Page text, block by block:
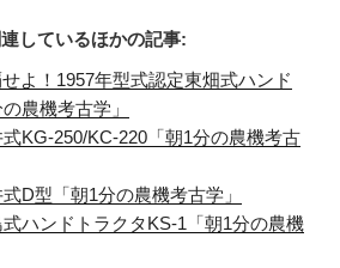
しているほかの記事:
よ！1957年型式認定東畑式ハンド
農機考古学」
KG-250/KC-220「朝1分の農機考古
D型「朝1分の農機考古学」
ハンドトラクタKS-1「朝1分の農機